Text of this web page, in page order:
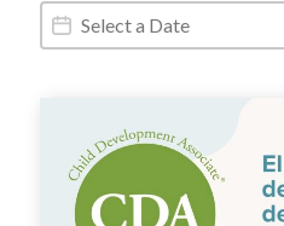
Resources - Date Range
Date